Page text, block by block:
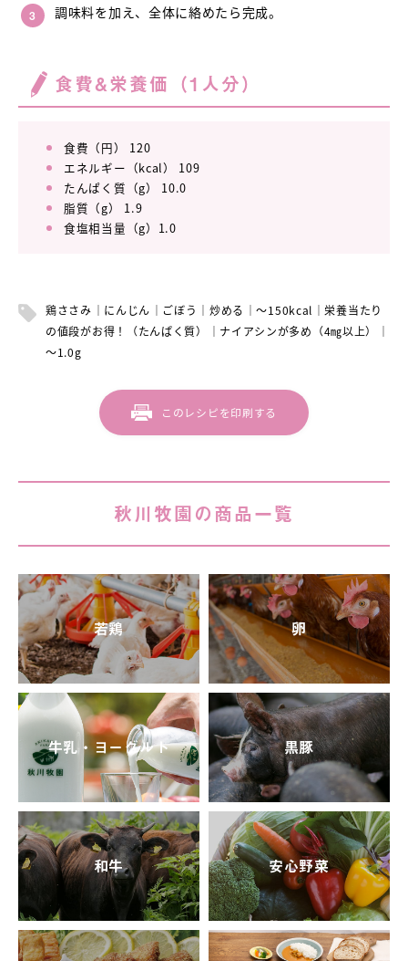
調味料を加え、全体に絡めたら完成。
食費&栄養価（1人分）
食費（円） 120
エネルギー（kcal） 109
たんぱく質（g） 10.0
脂質（g） 1.9
食塩相当量（g）1.0
鶏ささみ にんじん ごぼう 炒める ～150kcal
栄養当たり
の値段がお得！（たんぱく質）
ナイアシンが多め（4㎎以上）
～1.0g
このレシピを印刷する
秋川牧園の商品一覧
若鶏 卵
牛乳・ヨーグルト 黒豚
和牛 安心野菜